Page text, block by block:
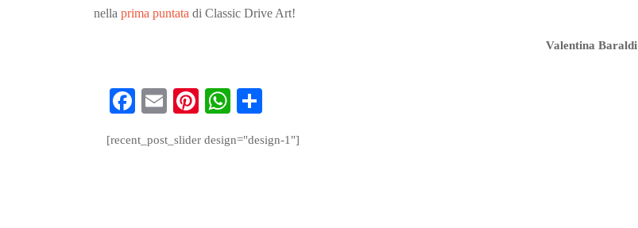
nellaprima puntata di Classic Drive Art!
Valentina Baraldi
Fa
bo
E
ail
Pi
er
W
ts
re
[recent_post_slider design="design-1"]